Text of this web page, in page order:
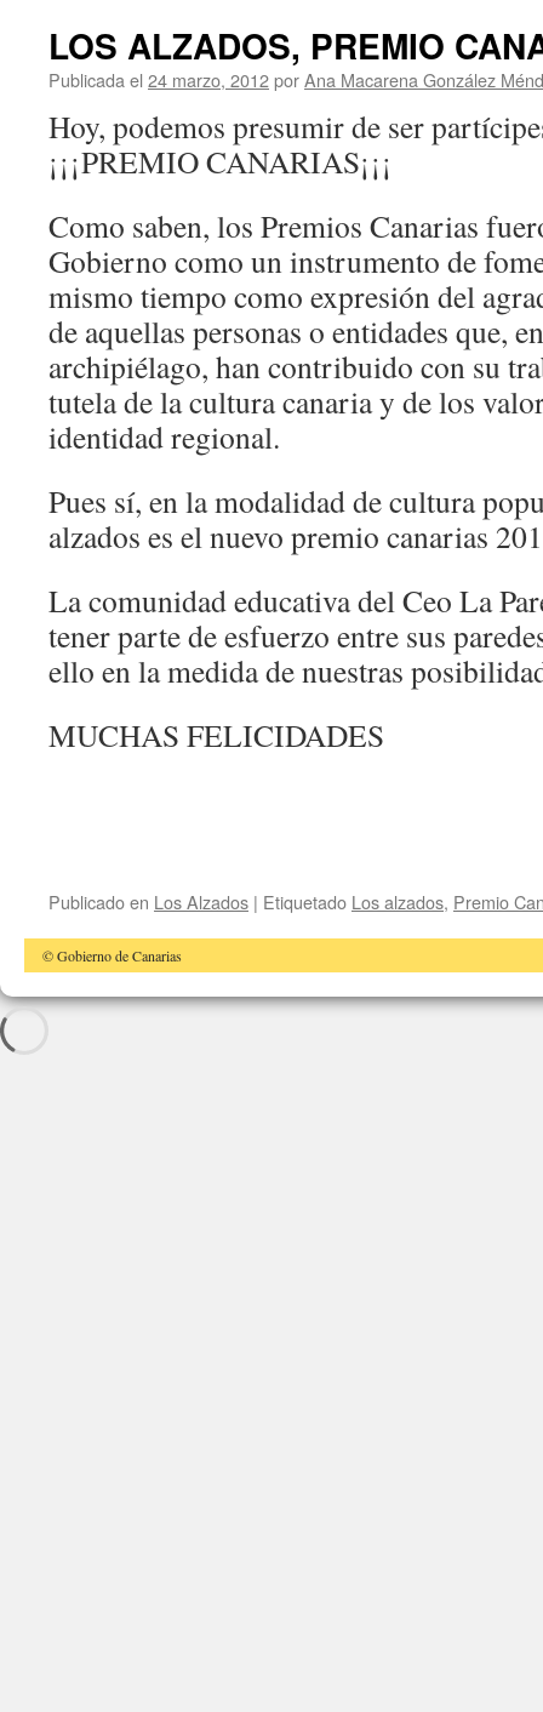
LOS ALZADOS, PREMIO
Publicada el 24 marzo, 2012porAna Macarena González
Hoy, podemos presumir de ser
¡¡¡PREMIO CANARIAS¡¡¡
Como saben, los Premios Canarias
Gobierno como un instrumento de
mismo tiempo como expresión del
de aquellas personas o entidades que,
archipiélago, han contribuido con su
tutela de la cultura canaria y de los
identidad regional.
Pues sí, en la modalidad de cultura
alzados es el nuevo premio canarias
La comunidad educativa del Ceo La
tener parte de esfuerzo entre sus
ello en la medida de nuestras
MUCHAS FELICIDADES
Publicado en Los Alzados | Etiquetado Los alzados, Premio
© Gobierno de Canarias